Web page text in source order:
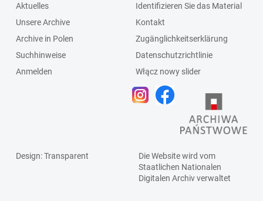
Aktuelles
Unsere Archive
Archive in Polen
Suchhinweise
Anmelden
Identifizieren Sie das Material
Kontakt
Zugänglichkeitserklärung
Datenschutzrichtlinie
Włącz nowy slider
Design: Transparent
Die Website wird vom
Staatlichen Nationalen
Digitalen Archivverwaltet